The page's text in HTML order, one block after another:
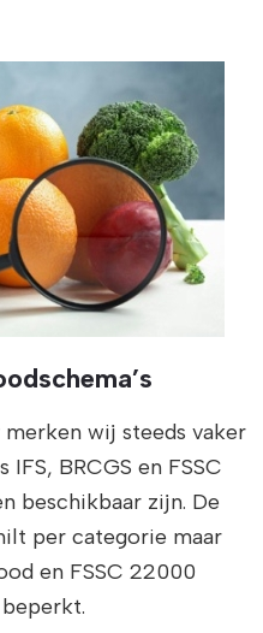
wij steeds vaker
IFS, BRCGS en FSSC
beschikbaar zijn. De
per categorie maar
en FSSC 22000